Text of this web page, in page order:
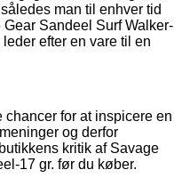
man til enhver tid
Sandeel Surf Walker-
efter en vare til en
for at inspicere en
og derfor
kritik af Savage
17 gr. før du køber.